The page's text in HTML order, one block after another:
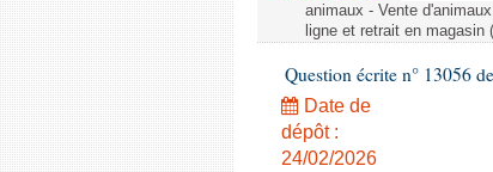
animaux - Vente
ligne et retrait en
Question écrite n° 13056
Date de
dépôt :
24/02/2026